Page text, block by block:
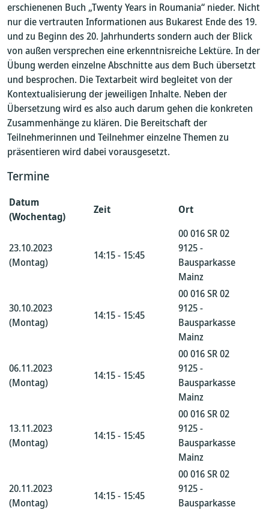
erschienenen Buch „Twenty Years in Roumania“ nieder. Nicht
nur die vertrauten Informationen aus Bukarest Ende des 19.
und zu Beginn des 20. Jahrhunderts sondern auch der Blick
von außen versprechen eine erkenntnisreiche Lektüre. In der
Übung werden einzelne Abschnitte aus dem Buch übersetzt
und besprochen. Die Textarbeit wird begleitet von der
Kontextualisierung der jeweiligen Inhalte. Neben der
Übersetzung wird es also auch darum gehen die konkreten
Zusammenhänge zu klären. Die Bereitschaft der
Teilnehmerinnen und Teilnehmer einzelne Themen zu
präsentieren wird dabei vorausgesetzt.
Termine
Datum
(Wochentag)
Zeit Ort
23.10.2023
(Montag)
14:15 - 15:45
00 016 SR 02
9125 -
Bausparkasse
Mainz
30.10.2023
(Montag)
14:15 - 15:45
00 016 SR 02
9125 -
Bausparkasse
Mainz
06.11.2023
(Montag)
14:15 - 15:45
00 016 SR 02
9125 -
Bausparkasse
Mainz
13.11.2023
(Montag)
14:15 - 15:45
00 016 SR 02
9125 -
Bausparkasse
Mainz
20.11.2023
(Montag)
14:15 - 15:45
00 016 SR 02
9125 -
Bausparkasse